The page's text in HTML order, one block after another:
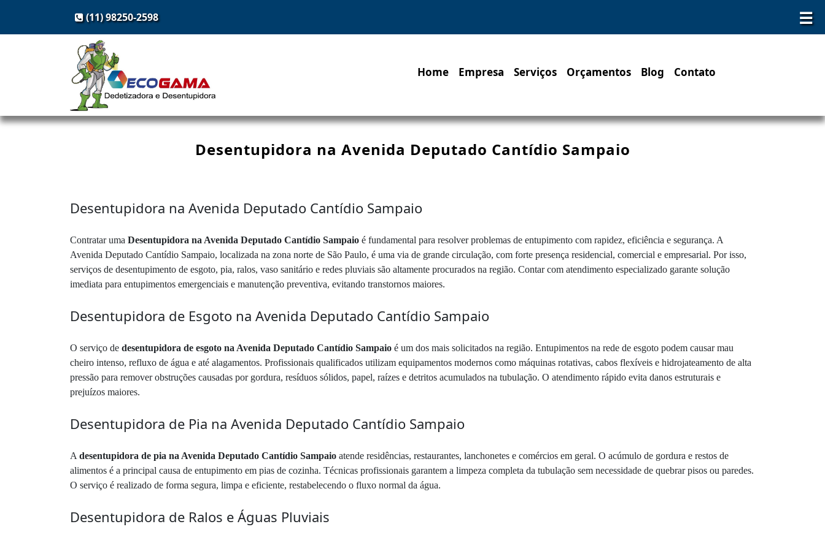
☰
(11) 98250-2598
Home Empresa Serviços Orçamentos Blog Contato
Desentupidora na Avenida Deputado Cantídio Sampaio
Desentupidora na Avenida Deputado Cantídio Sampaio
Contratar uma Desentupidora na Avenida Deputado Cantídio Sampaio é fundamental para resolver problemas de entupimento com rapidez, eficiência e segurança. A
Avenida Deputado Cantídio Sampaio, localizada na zona norte de São Paulo, é uma via de grande circulação, com forte presença residencial, comercial e empresarial. Por isso,
serviços de desentupimento de esgoto, pia, ralos, vaso sanitário e redes pluviais são altamente procurados na região. Contar com atendimento especializado garante solução
imediata para entupimentos emergenciais e manutenção preventiva, evitando transtornos maiores.
Desentupidora de Esgoto na Avenida Deputado Cantídio Sampaio
O serviço de desentupidora de esgoto na Avenida Deputado Cantídio Sampaio é um dos mais solicitados na região. Entupimentos na rede de esgoto podem causar mau
cheiro intenso, refluxo de água e até alagamentos. Profissionais qualificados utilizam equipamentos modernos como máquinas rotativas, cabos flexíveis e hidrojateamento de alta
pressão para remover obstruções causadas por gordura, resíduos sólidos, papel, raízes e detritos acumulados na tubulação. O atendimento rápido evita danos estruturais e
prejuízos maiores.
Desentupidora de Pia na Avenida Deputado Cantídio Sampaio
A desentupidora de pia na Avenida Deputado Cantídio Sampaio atende residências, restaurantes, lanchonetes e comércios em geral. O acúmulo de gordura e restos de
alimentos é a principal causa de entupimento em pias de cozinha. Técnicas profissionais garantem a limpeza completa da tubulação sem necessidade de quebrar pisos ou paredes.
O serviço é realizado de forma segura, limpa e eficiente, restabelecendo o fluxo normal da água.
Desentupidora de Ralos e Águas Pluviais